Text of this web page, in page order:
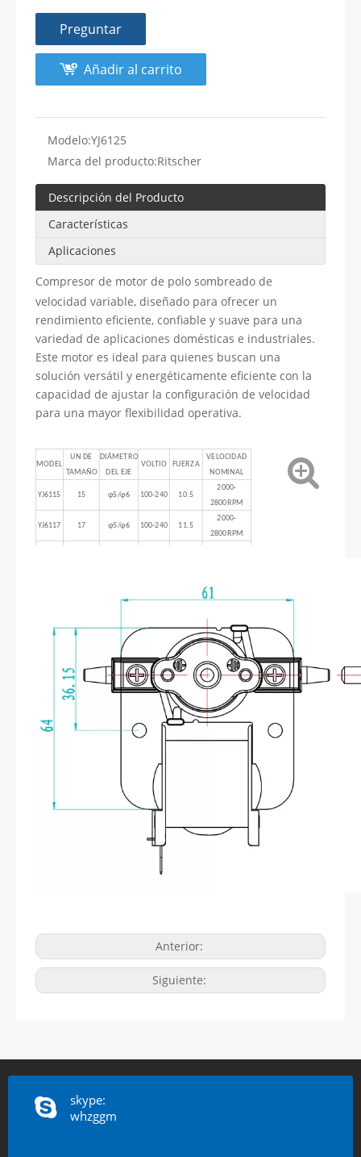
Preguntar
Añadir al carrito
Modelo:YJ6125
Marca del producto:Ritscher
Descripción del Producto
Características
Aplicaciones
Compresor de motor de polo sombreado de
velocidad variable, diseñado para ofrecer un
rendimiento eficiente, confiable y suave para una
variedad de aplicaciones domésticas e industriales.
Este motor es ideal para quienes buscan una
solución versátil y energéticamente eficiente con la
capacidad de ajustar la configuración de velocidad
para una mayor flexibilidad operativa.
MODEL
UN DE
TAMAÑO
DIÁMETRO
DEL EJE
VOLTIO FUERZA
VELOCIDAD
NOMINAL
YJ6115 15 φ5/φ6 100-240 10.5
2000-
2800RPM
YJ6117 17 φ5/φ6 100-240 11.5
2000-
2800RPM
Anterior:
Siguiente:
skype:
whzggm